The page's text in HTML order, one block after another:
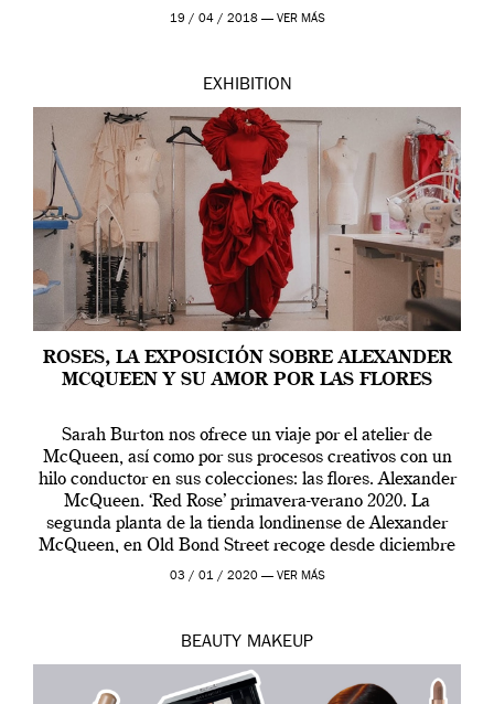
Westwood pasando […]
19 / 04 / 2018 — VER MÁS
EXHIBITION
ROSES, LA EXPOSICIÓN SOBRE ALEXANDER
MCQUEEN Y SU AMOR POR LAS FLORES
Sarah Burton nos ofrece un viaje por el atelier de
McQueen, así como por sus procesos creativos con un
hilo conductor en sus colecciones: las flores. Alexander
McQueen. ‘Red Rose’ primavera-verano 2020. La
segunda planta de la tienda londinense de Alexander
McQueen, en Old Bond Street recoge desde diciembre
de 2019 hasta final de abril […]
03 / 01 / 2020 — VER MÁS
BEAUTY MAKEUP